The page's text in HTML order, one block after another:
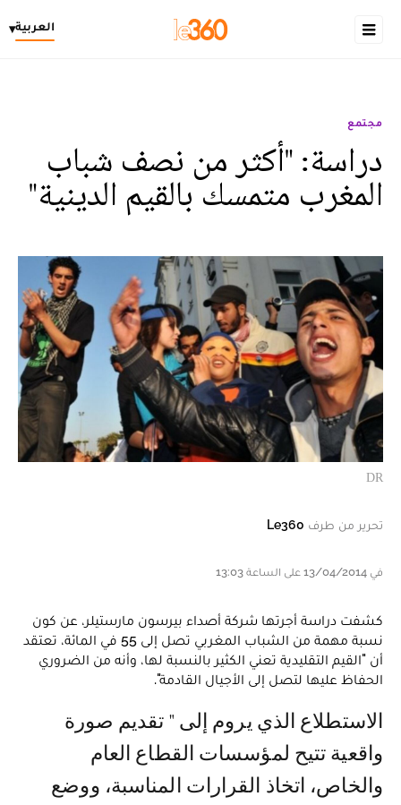
العربية▾
مجتمع
دراسة: "أكثر من نصف شباب
المغرب متمسك بالقيم الدينية"
DR
تحرير من طرف Le360
في 13/04/2014 على الساعة 13:03
كشفت دراسة أجرتها شركة أصداء بيرسون مارستيلر، عن كون
نسبة مهمة من الشباب المغربي تصل إلى 55 في المائة، تعتقد
أن "القيم التقليدية تعني الكثير بالنسبة لها، وأنه من الضروري
الحفاظ عليها لتصل إلى الأجيال القادمة".
واقعية تتيح لمؤسسات القطاع العام
والخاص، اتخاذ القرارات المناسبة، ووضع